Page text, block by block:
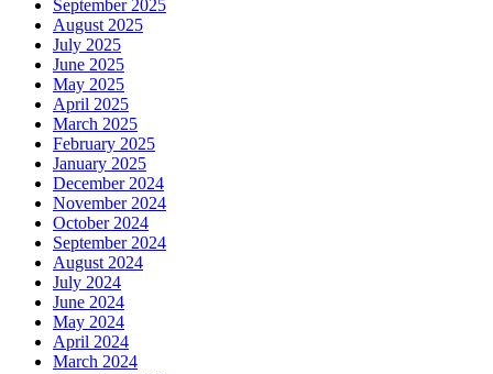
September 2025
August 2025
July 2025
June 2025
May 2025
April 2025
March 2025
February 2025
January 2025
December 2024
November 2024
October 2024
September 2024
August 2024
July 2024
June 2024
May 2024
April 2024
March 2024